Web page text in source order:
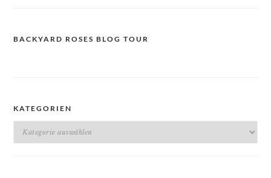
BACKYARD ROSES BLOG TOUR
KATEGORIEN
Kategorien